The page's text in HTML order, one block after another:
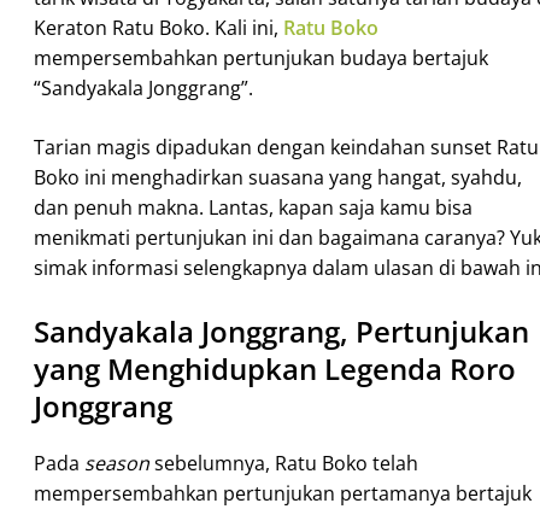
Keraton Ratu Boko. Kali ini, Ratu Boko
mempersembahkan pertunjukan budaya bertajuk
“Sandyakala Jonggrang”.
Tarian magis dipadukan dengan keindahan sunset Ratu
Boko ini menghadirkan suasana yang hangat, syahdu,
dan penuh makna. Lantas, kapan saja kamu bisa
menikmati pertunjukan ini dan bagaimana caranya?
simak informasi selengkapnya dalam ulasan di bawah
Sandyakala Jonggrang, Pertunjukan
yang Menghidupkan Legenda Roro
Jonggrang
Pada seasonsebelumnya, Ratu Boko telah
mempersembahkan pertunjukan pertamanya bertajuk